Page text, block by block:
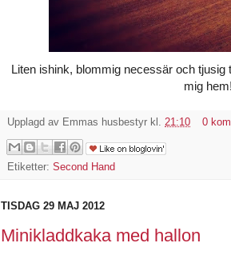
Liten ishink, blommig necessär och
mig
Upplagd av Emmas husbestyr kl. 21:10 0
Etiketter: Second Hand
TISDAG 29 MAJ 2012
Minikladdkaka med hallon